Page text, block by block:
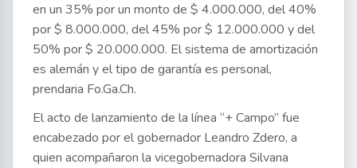
en un 35% por un monto de $ 4.000.000, del 40%
por $ 8.000.000, del 45% por $ 12.000.000 y del
50% por $ 20.000.000. El sistema de amortización
es alemán y el tipo de garantía es personal,
prendaria Fo.Ga.Ch.
El acto de lanzamiento de la línea “+ Campo” fue
encabezado por el gobernador Leandro Zdero, a
quien acompañaron la vicegobernadora Silvana